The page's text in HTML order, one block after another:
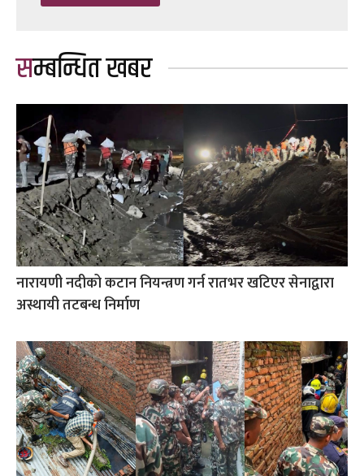
सम्बन्धित खबर
नारायणी नदीको कटान नियन्त्रण गर्न रातभर खटिएर सेनाद्वारा
अस्थायी तटबन्ध निर्माण